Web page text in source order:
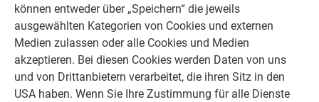
können entweder über „Speichern“ die jeweils
ausgewählten Kategorien von Cookies und externen
Medien zulassen oder alle Cookies und Medien
akzeptieren. Bei diesen Cookies werden Daten von uns
und von Drittanbietern verarbeitet, die ihren Sitz in den
USA haben. Wenn Sie Ihre Zustimmung für alle Dienste